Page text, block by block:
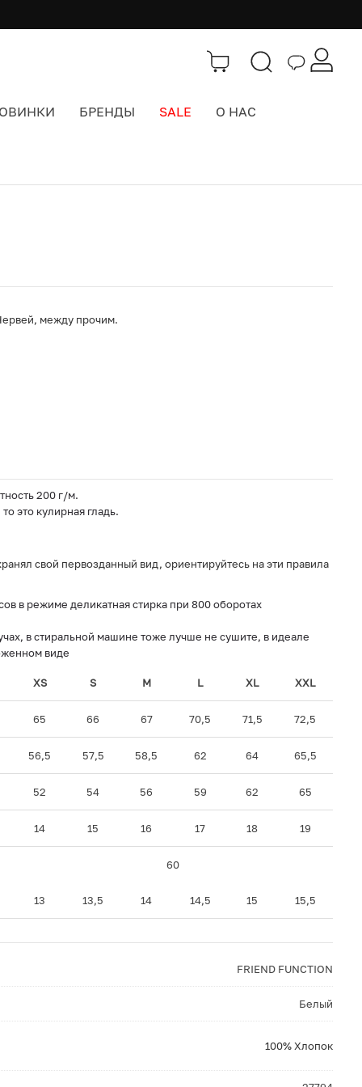
БРЕНДЫ SALE О НАС
между прочим.
200 г/м.
это кулирная гладь.
свой первозданный вид, ориентируйтесь на эти правила
в режиме деликатная стирка при 800 оборотах
в стиральной машине тоже лучше не сушите, в идеале
виде
XS S M L XL XXL
65 66 67 70,5 71,5 72,5
56,5 57,5 58,5 62 64 65,5
52 54 56 59 62 65
14 15 16 17 18 19
60
13 13,5 14 14,5 15 15,5
FRIEND FUNCTION
Белый
100% Хлопок